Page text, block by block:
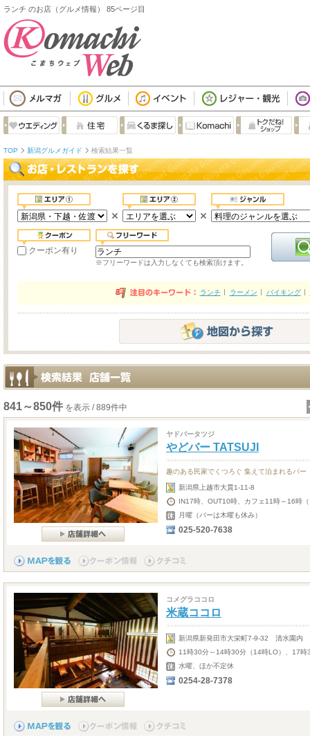
ランチ のお店（グルメ情報） 85ページ目
TOP 新潟グルメガイド 検索結果一覧
クーポン有り
※フリーワードは入力しなくても検索頂けます。
ランチ ラーメン バイキング
841～850件 を表示 / 889件中
ヤドバータツジ
やどバー TATSUJI
趣のある民家でくつろぐ 集えて泊まれるバー
新潟県上越市大貫1-11-8
IN17時、OUT10時、カフェ11時～16時
月曜（バーは木曜も休み）
025-520-7638
コメグラココロ
米蔵ココロ
新潟県新発田市大栄町7-9-32 清水園内
11時30分～14時30分（14時LO）、17
水曜、ほか不定休
0254-28-7378